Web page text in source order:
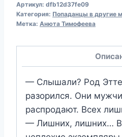
Артикул: dfb12d37fe09
Категория: Попаданцы в другие
Метка: Анюта Тимофеева
— Слышали? Род
разорился. Они
распродают. Всех
— Лишних, лишних…